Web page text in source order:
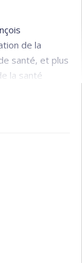
de la
santé, et plus
la santé
équitable.